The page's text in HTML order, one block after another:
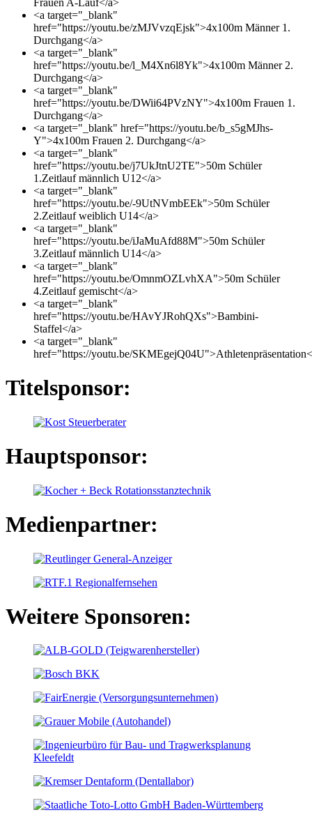
<a target="_blank"
href="https://youtu.be/zMJVvzqEjsk">4x100m Männer 1.
Durchgang</a>
<a target="_blank"
href="https://youtu.be/l_M4Xn6l8Yk">4x100m Männer 2.
Durchgang</a>
<a target="_blank"
href="https://youtu.be/DWii64PVzNY">4x100m Frauen 1.
Durchgang</a>
<a target="_blank" href="https://youtu.be/b_s5gMJhs-
Y">4x100m Frauen 2. Durchgang</a>
<a target="_blank"
href="https://youtu.be/j7UkJtnU2TE">50m Schüler
1.Zeitlauf männlich U12</a>
<a target="_blank"
href="https://youtu.be/-9UtNVmbEEk">50m Schüler
2.Zeitlauf weiblich U14</a>
<a target="_blank"
href="https://youtu.be/iJaMuAfd88M">50m Schüler
3.Zeitlauf männlich U14</a>
<a target="_blank"
href="https://youtu.be/OmnmOZLvhXA">50m Schüler
4.Zeitlauf gemischt</a>
<a target="_blank"
href="https://youtu.be/HAvYJRohQXs">Bambini-
Staffel</a>
<a target="_blank"
href="https://youtu.be/
Titelsponsor:
Hauptsponsor:
Medienpartner:
Weitere Sponsoren: